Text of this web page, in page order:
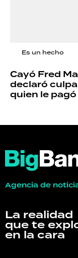
Es un hecho
Cayó Fred
declaró
quien le
Agencia de
La realidad
que te
en la cara